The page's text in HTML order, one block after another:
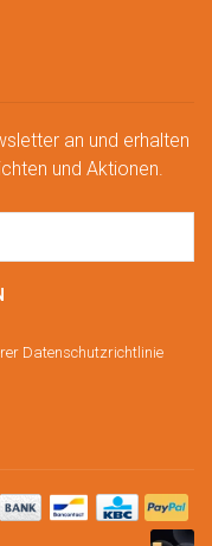
an und erhalten
und Aktionen.
Datenschutzrichtlinie